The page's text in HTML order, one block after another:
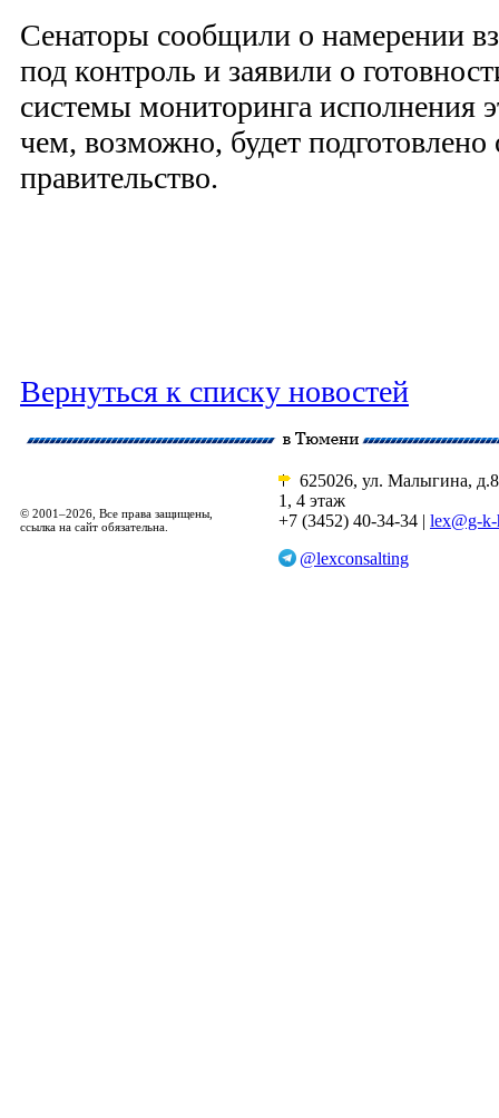
Сенаторы сообщили о намерении
под контроль и заявили о
системы мониторинга исполнения
чем, возможно, будет
правительство.
Вернуться к списку новостей
© 2001–2026, Все права защищены,
ссылка на сайт обязательна.
625026, ул. Малыгина,
1, 4 этаж
+7 (3452) 40-34-34 | lex@g-
@lexconsalting